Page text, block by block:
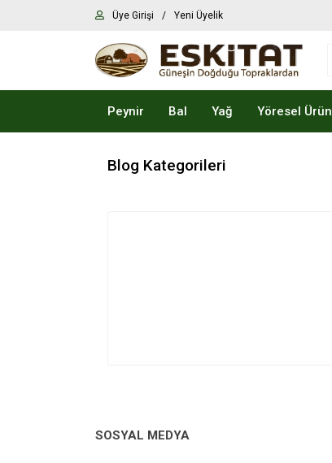
Üye Girişi / Yeni Üyelik
Peynir Bal Yağ Yöresel
Blog Kategorileri
SOSYAL MEDYA